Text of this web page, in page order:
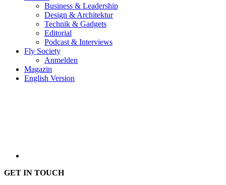
Business & Leadership
Design & Architektur
Technik & Gadgets
Editorial
Podcast & Interviews
Fly Society
Anmelden
Magazin
English Version
GET IN TOUCH